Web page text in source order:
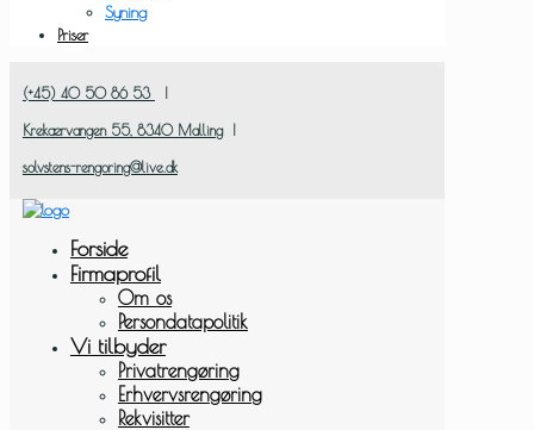
Syning
Priser
(+45) 40 50 86 53
Krekærvangen 55, ​8340 Malling|
solvstens-rengoring@live.dk
Forside
Firmaprofil
Om os
Persondatapolitik
Vi tilbyder
Privatrengøring
Erhvervsrengøring
Rekvisitter